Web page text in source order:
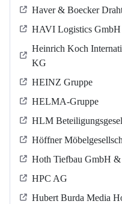
Haver & Boecker
HAVI Logistics GmbH
Heinrich Koch
KG
HEINZ Gruppe
HELMA-Gruppe
HLM
Höffner
Hoth Tiefbau GmbH
HPC AG
Hubert Burda Media